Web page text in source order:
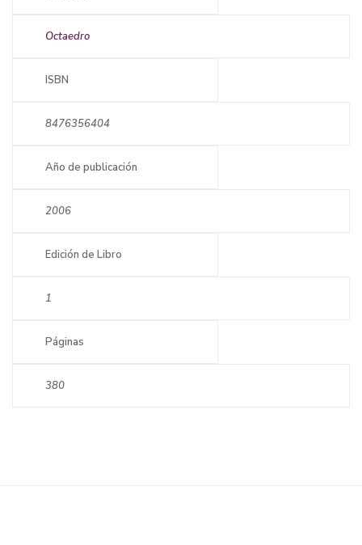
Octaedro
ISBN
8476356404
Año de publicación
2006
Edición de Libro
1
Páginas
380